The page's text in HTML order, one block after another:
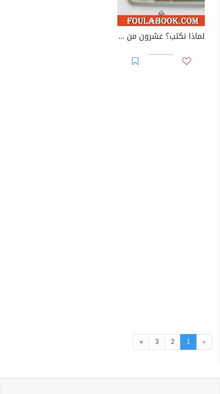
لماذا نكتب؟ عشرون من الكتاب الناجحين يجيبون على أسئلة الكتابة
«
1
2
3
»